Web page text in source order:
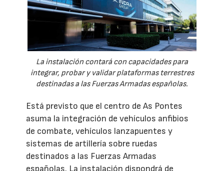
La instalación contará con capacidades para
integrar, probar y validar plataformas terrestres
destinadas a las Fuerzas Armadas españolas.
Está previsto que el centro de As Pontes
asuma la integración de vehículos anfibios
de combate, vehículos lanzapuentes y
sistemas de artillería sobre ruedas
destinados a las Fuerzas Armadas